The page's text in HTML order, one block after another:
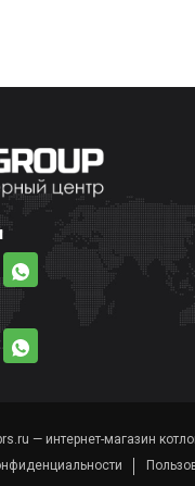
— интернет-магазин